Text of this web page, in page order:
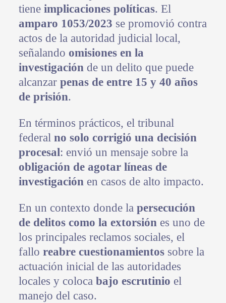
tiene implicaciones políticas. El
amparo 1053/2023 se promovió contra
actos de la autoridad judicial local,
señalando omisiones en la
investigaciónde un delito que puede
alcanzar penas de entre 15 y 40 años
de prisión.
En términos prácticos, el tribunal
federal no solo corrigió una decisión
procesal: envió un mensaje sobre la
obligación de agotar líneas de
investigaciónen casos de alto impacto.
En un contexto donde la persecución
de delitos como la extorsiónes uno de
los principales reclamos sociales, el
fallo reabre cuestionamientossobre la
actuación inicial de las autoridades
locales y coloca bajo escrutinio el
manejo del caso.